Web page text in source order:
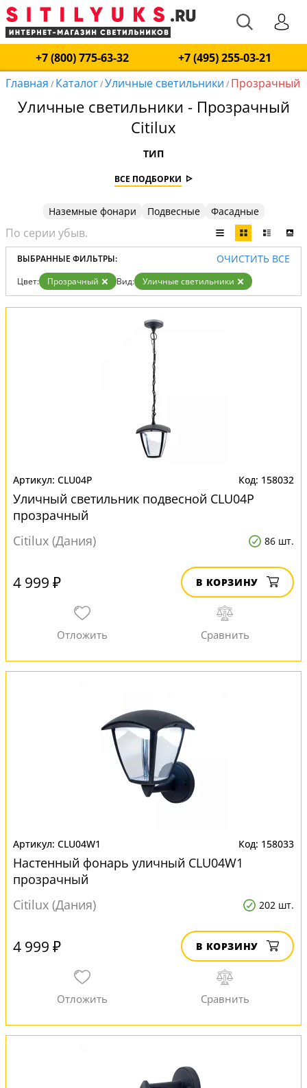
+7 (800) 775-63-32
+7 (495) 255-03-21
Главная / Каталог/Уличные светильники / Прозрачный
Уличные светильники - Прозрачный
Citilux
ТИП
ВСЕ ПОДБОРКИ
Наземные фонари Подвесные Фасадные
ВЫБРАННЫЕ ФИЛЬТРЫ: ОЧИСТИТЬ ВСЕ
Цвет: Прозрачный Вид: Уличные светильники
CLU04P 158032
Уличный светильник подвесной CLU04P
прозрачный
Citilux (Дания)
86 шт.
4 999 ₽ В КОРЗИНУ
CLU04W1 158033
Настенный фонарь уличный CLU04W1
прозрачный
Citilux (Дания)
202 шт.
4 999 ₽ В КОРЗИНУ